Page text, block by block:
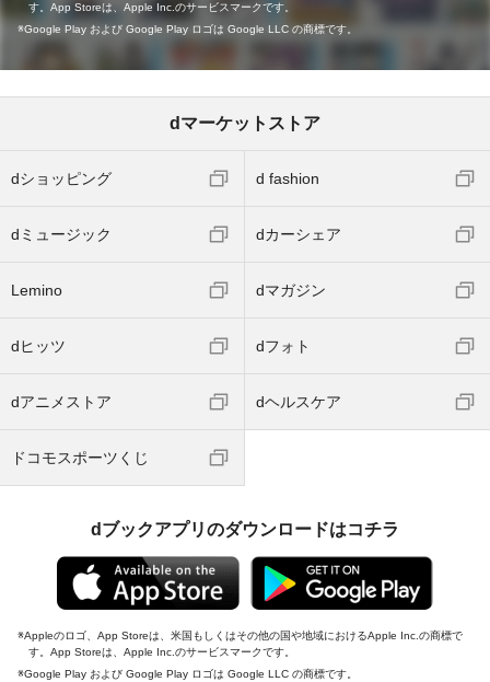
す。App Storeは、Apple Inc.のサービスマークです。
Google Play および Google Play ロゴは Google LLC の商標です。
dマーケットストア
dショッピング d fashion
dミュージック dカーシェア
Lemino dマガジン
dヒッツ dフォト
dアニメストア dヘルスケア
ドコモスポーツくじ
dブックアプリのダウンロードはコチラ
Appleのロゴ、App Storeは、米国もしくはその他の国や地域におけるApple Inc.の商標で
す。App Storeは、Apple Inc.のサービスマークです。
Google Play および Google Play ロゴは Google LLC の商標です。